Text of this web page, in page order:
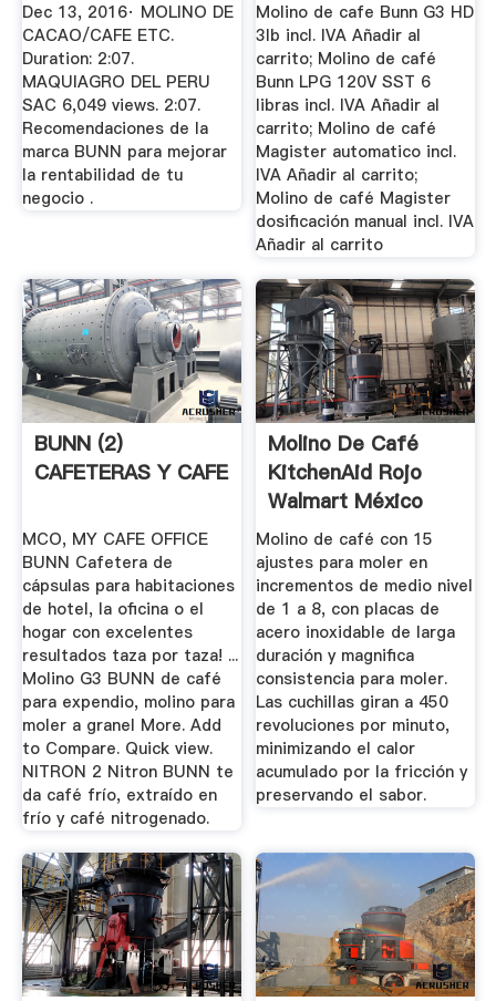
Dec 13, 2016· MOLINO DE
CACAO/CAFE ETC.
Duration: 2:07.
MAQUIAGRO DEL PERU
SAC 6,049 views. 2:07.
Recomendaciones de la
marca BUNN para mejorar
la rentabilidad de tu
negocio .
Molino de cafe Bunn G3 HD
3lb incl. IVA Añadir al
carrito; Molino de café
Bunn LPG 120V SST 6
libras incl. IVA Añadir al
carrito; Molino de café
Magister automatico incl.
IVA Añadir al carrito;
Molino de café Magister
dosificación manual incl. IVA
Añadir al carrito
BUNN (2)
CAFETERAS Y CAFE
MCO, MY CAFE OFFICE
BUNN Cafetera de
cápsulas para habitaciones
de hotel, la oficina o el
hogar con excelentes
resultados taza por taza! ...
Molino G3 BUNN de café
para expendio, molino para
moler a granel More. Add
to Compare. Quick view.
NITRON 2 Nitron BUNN te
da café frío, extraído en
frío y café nitrogenado.
Molino De Café
KitchenAid Rojo
Walmart México
Molino de café con 15
ajustes para moler en
incrementos de medio nivel
de 1 a 8, con placas de
acero inoxidable de larga
duración y magnifica
consistencia para moler.
Las cuchillas giran a 450
revoluciones por minuto,
minimizando el calor
acumulado por la fricción y
preservando el sabor.